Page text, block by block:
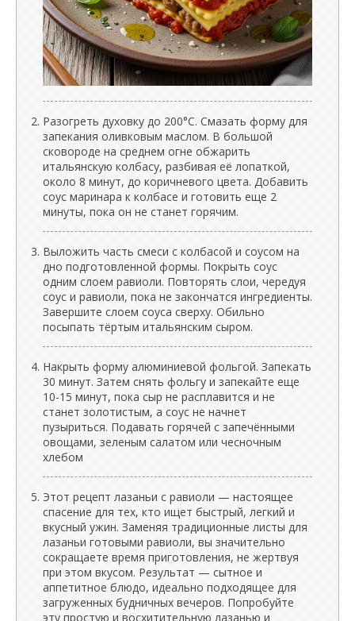
Разогреть духовку до 200°C. Смазать форму для
запекания оливковым маслом. В большой
сковороде на среднем огне обжарить
итальянскую колбасу, разбивая её лопаткой,
около 8 минут, до коричневого цвета. Добавить
соус маринара к колбасе и готовить еще 2
минуты, пока он не станет горячим.
Выложить часть смеси с колбасой и соусом на
дно подготовленной формы. Покрыть соус
одним слоем равиоли. Повторять слои, чередуя
соус и равиоли, пока не закончатся ингредиенты.
Завершите слоем соуса сверху. Обильно
посыпать тёртым итальянским сыром.
Накрыть форму алюминиевой фольгой. Запекать
30 минут. Затем снять фольгу и запекайте еще
10-15 минут, пока сыр не расплавится и не
станет золотистым, а соус не начнет
пузыриться. Подавать горячей с запечёнными
овощами, зеленым салатом или чесночным
хлебом
Этот рецепт лазаньи с равиоли — настоящее
спасение для тех, кто ищет быстрый, легкий и
вкусный ужин. Заменяя традиционные листы для
лазаньи готовыми равиоли, вы значительно
сокращаете время приготовления, не жертвуя
при этом вкусом. Результат — сытное и
аппетитное блюдо, идеально подходящее для
загруженных будничных вечеров. Попробуйте
эту простую и восхитительную лазанью и